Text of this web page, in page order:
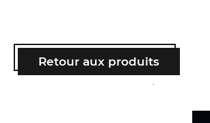
Retour aux produits